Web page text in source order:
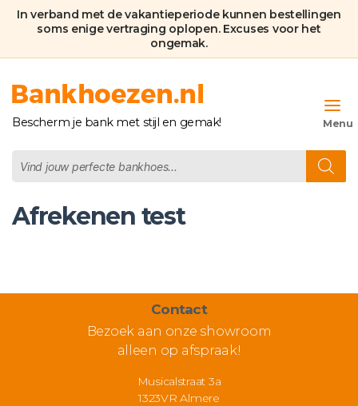
In verband met de vakantieperiode kunnen bestellingen
soms enige vertraging oplopen. Excuses voor het
ongemak.
Bankhoezen.nl
Bescherm je bank met stijl en gemak!
zoeken
Afrekenen test
Contact
Bezoek aan onze showroom
alleen op afspraak!
Musicalstraat 3a
1323VR Almere